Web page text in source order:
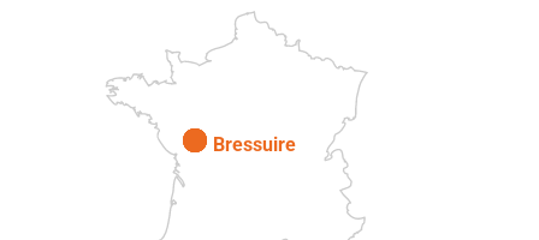
Bressuire